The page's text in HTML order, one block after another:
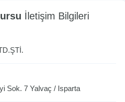
İletişim Bilgileri
Sok. 7 Yalvaç / Isparta